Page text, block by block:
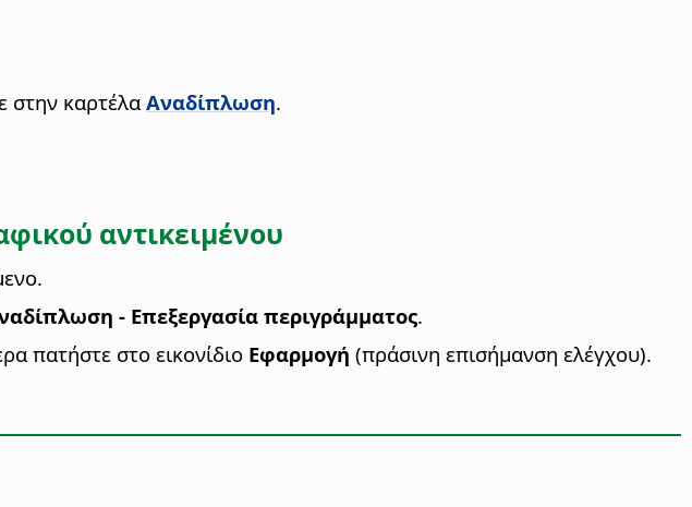
στην καρτέλαΑναδίπλωση.
αντικειμένου
- Επεξεργασία περιγράμματος.
πατήστε στο εικονίδιο Εφαρμογή (πράσινη επισήμανση ελέγχου).